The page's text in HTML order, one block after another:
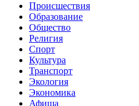
Происшествия
Образование
Общество
Религия
Спорт
Культура
Транспорт
Экология
Экономика
Афиша